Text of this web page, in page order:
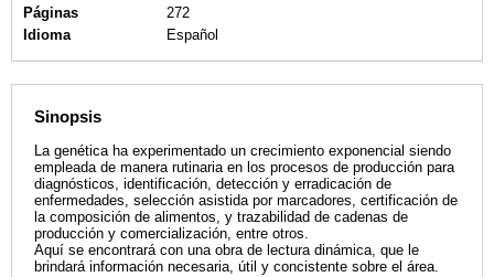
Páginas
272
Idioma
Español
Sinopsis
La genética ha experimentado un crecimiento exponencial siendo
empleada de manera rutinaria en los procesos de producción para
diagnósticos, identificación, detección y erradicación de
enfermedades, selección asistida por marcadores, certificación de
la composición de alimentos, y trazabilidad de cadenas de
producción y comercialización, entre otros.
Aquí se encontrará con una obra de lectura dinámica, que le
brindará información necesaria, útil y concistente sobre el área.